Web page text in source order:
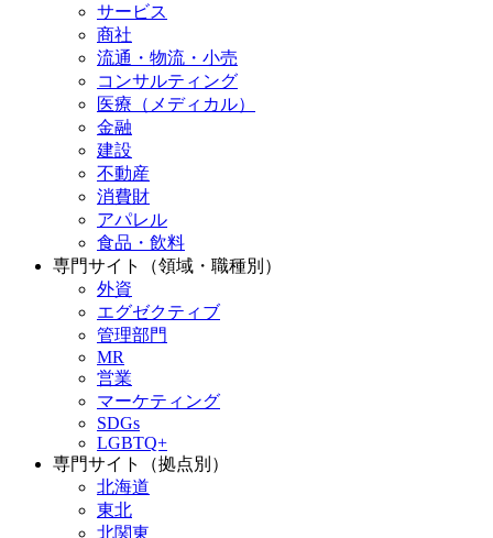
サービス
商社
流通・物流・小売
コンサルティング
医療（メディカル）
金融
建設
不動産
消費財
アパレル
食品・飲料
専門サイト（領域・職種別）
外資
エグゼクティブ
管理部門
MR
営業
マーケティング
SDGs
LGBTQ+
専門サイト（拠点別）
北海道
東北
北関東